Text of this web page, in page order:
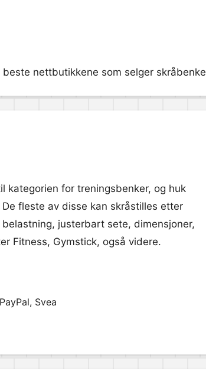
nettbutikkene som selger
kategorien for treningsbenker, og huk
fleste av disse kan skråstilles etter
justerbart sete, dimensjoner,
Fitness, Gymstick, også videre.
Svea